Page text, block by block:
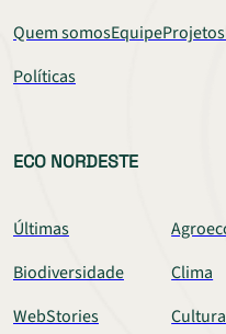
Quem somosEquipeProjetos
Políticas
ECO NORDESTE
Últimas
Biodiversidade
Clima
WebStories
Cultura